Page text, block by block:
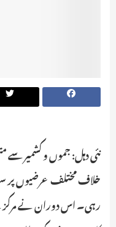
خلاف مختلف عرضیوں پر
رہی۔ اس دوران نے مرکز